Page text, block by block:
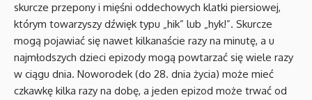
skurcze przepony i mięśni oddechowych klatki piersiowej,
którym towarzyszy dźwięk typu „hik” lub „hyk!”. Skurcze
mogą pojawiać się nawet kilkanaście razy na minutę, a u
najmłodszych dzieci epizody mogą powtarzać się wiele razy
w ciągu dnia. Noworodek (do 28. dnia życia) może mieć
czkawkę kilka razy na dobę, a jeden epizod może trwać od